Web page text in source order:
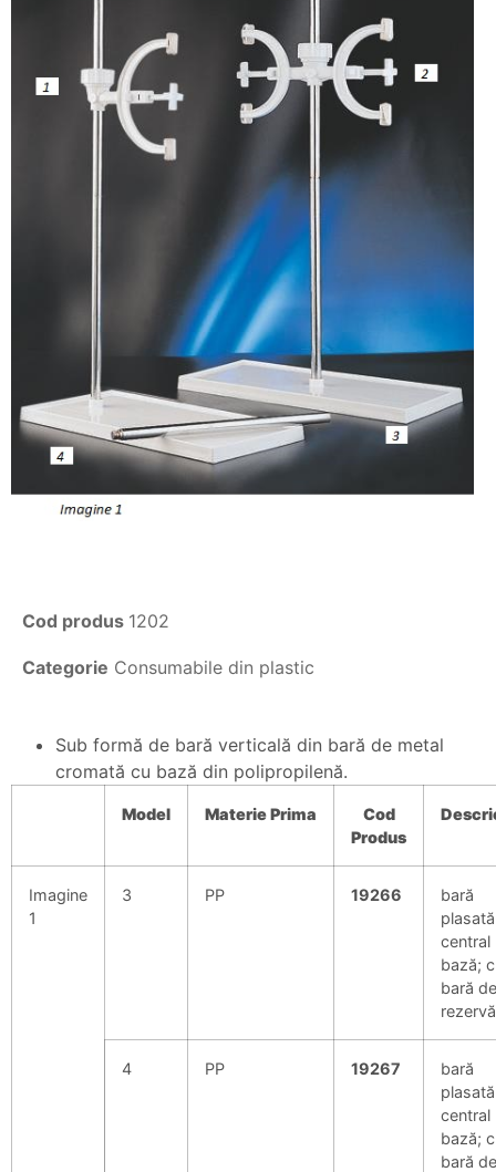
Cod produs 1202
Categorie Consumabile din plastic
Sub formă de bară verticală din bară de metal
cromată cu bază din polipropilenă.
Model MateriePrima
Cod
Produs
Imagine
1
3 PP 19266
bară
plasată
central
bază;
bară de
rezervă
4 PP 19267
bară
plasată
central
bază;
bară de